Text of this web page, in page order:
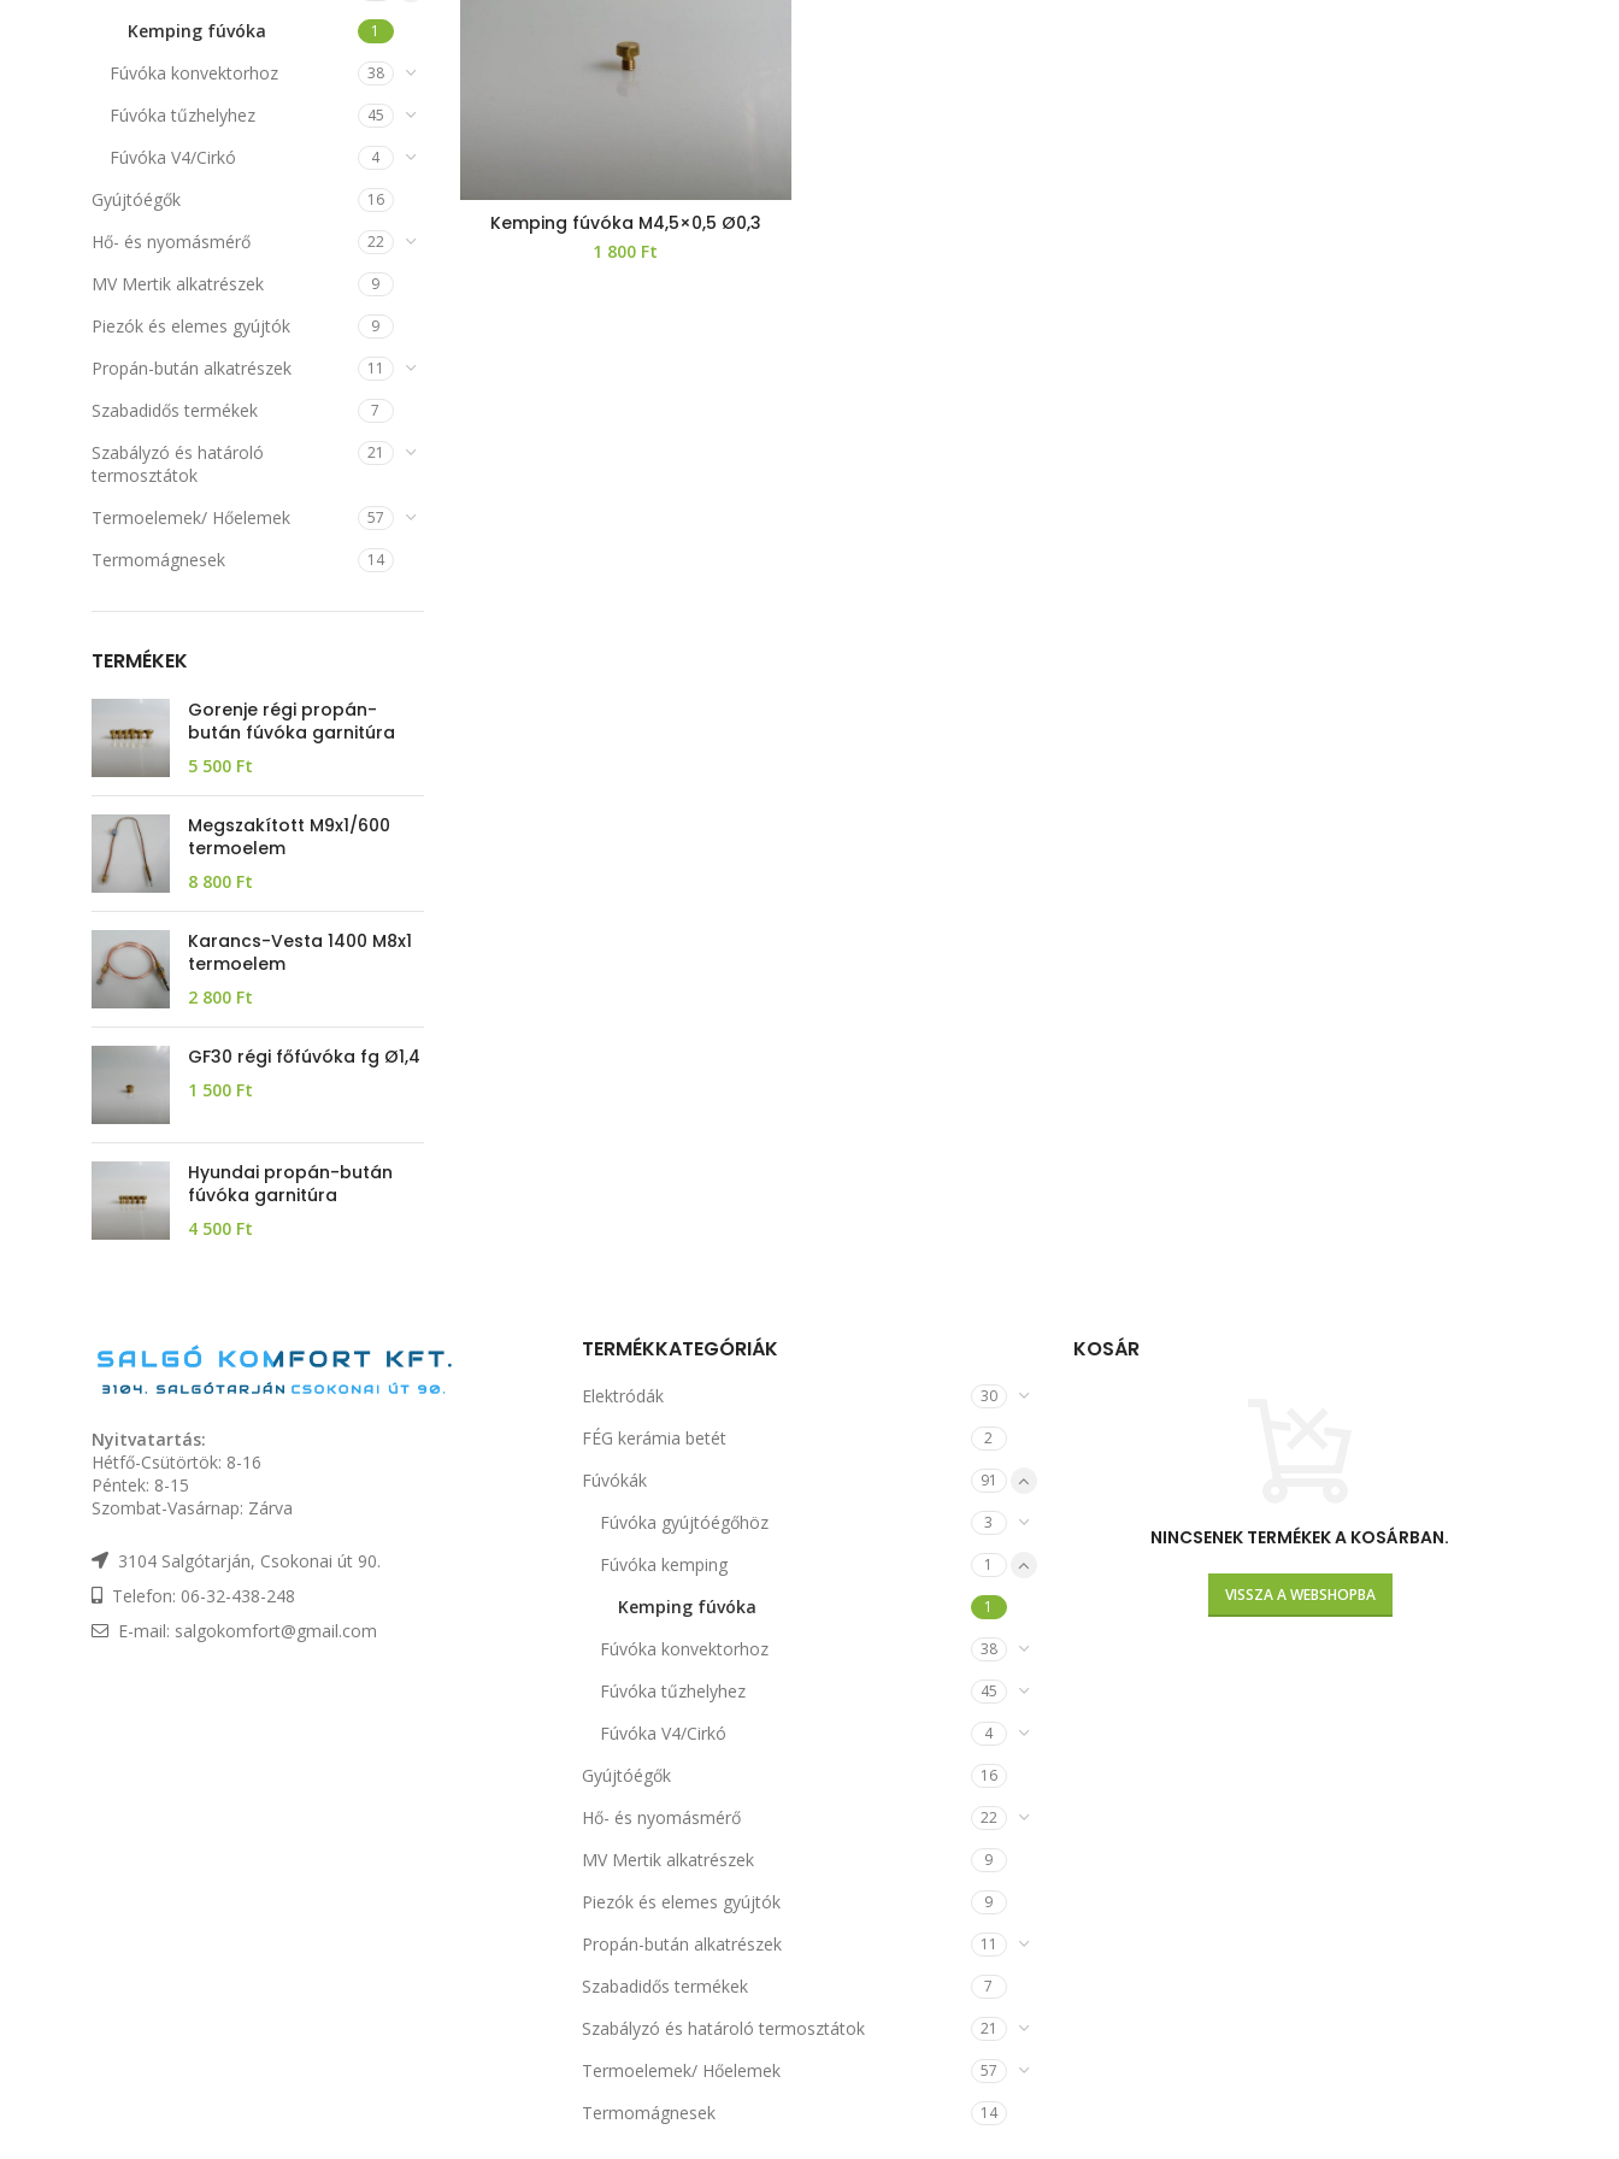
Kemping fúvóka 1
Fúvóka konvektorhoz 38
Fúvóka tűzhelyhez 45
Fúvóka V4/Cirkó 4
Gyújtóégők 16
Hő- és nyomásmérő 22
MV Mertik alkatrészek 9
Piezók és elemes gyújtók 9
Propán-bután alkatrészek 11
Szabadidős termékek 7
Szabályzó és határoló
termosztátok
21
Termoelemek/ Hőelemek 57
Termomágnesek 14
TERMÉKEK
Gorenje régi propán-
bután fúvóka garnitúra
5 500 Ft
Megszakított M9x1/600
termoelem
8 800 Ft
Karancs-Vesta 1400 M8x1
termoelem
2 800 Ft
GF30 régi főfúvóka fg Ø1,4
1 500 Ft
Hyundai propán-bután
fúvóka garnitúra
4 500 Ft
Kemping fúvóka M4,5×0,5 Ø0,3
1 800 Ft
Nyitvatartás:
Hétfő-Csütörtök: 8-16
Péntek: 8-15
Szombat-Vasárnap: Zárva
3104 Salgótarján, Csokonai út 90.
Telefon: 06-32-438-248
E-mail: salgokomfort@gmail.com
TERMÉKKATEGÓRIÁK
Elektródák 30
FÉG kerámia betét 2
Fúvókák 91
Fúvóka gyújtóégőhöz 3
Fúvóka kemping 1
Kemping fúvóka 1
Fúvóka konvektorhoz 38
Fúvóka tűzhelyhez 45
Fúvóka V4/Cirkó 4
Gyújtóégők 16
Hő- és nyomásmérő 22
MV Mertik alkatrészek 9
Piezók és elemes gyújtók 9
Propán-bután alkatrészek 11
Szabadidős termékek 7
Szabályzó és határoló termosztátok 21
Termoelemek/ Hőelemek 57
Termomágnesek 14
KOSÁR
NINCSENEK TERMÉKEK A KOSÁRBAN.
VISSZA A WEBSHOPBA